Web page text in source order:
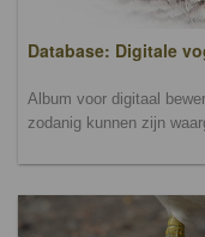
Database: Digitale
Album voor digitaal
zodanig kunnen zijn